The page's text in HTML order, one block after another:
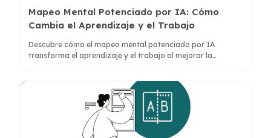
Mapeo Mental Potenciado por IA: Cómo
Cambia el Aprendizaje y el Trabajo
Descubre cómo el mapeo mental potenciado por IA
transforma el aprendizaje y el trabajo al mejorar la
mejor gestión del conocimiento.